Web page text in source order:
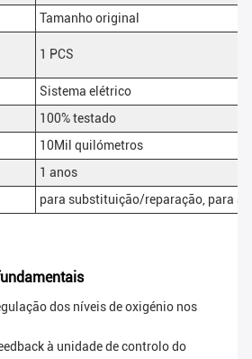
Tamanho original
1 PCS
Sistema elétrico
100% testado
10Mil quilómetros
1 anos
para substituição/reparação, para
dos níveis de oxigénio nos
à unidade de controlo do